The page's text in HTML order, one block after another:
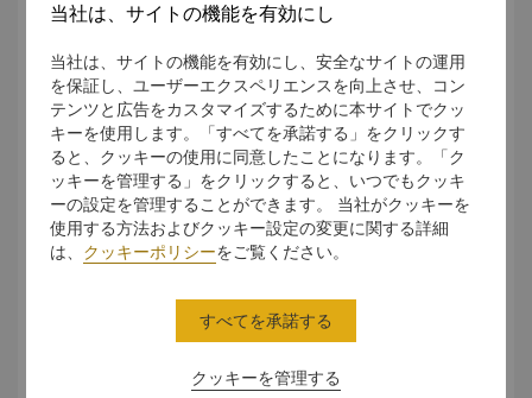
中国盛唐の詩人、李白の名を冠したリバイラウンジでは、ア
メニューをお楽しみいただけます
当社は、サイトの機能を有効にし
当社は、サイトの機能を有効にし、安全なサイトの運用
を保証し、ユーザーエクスペリエンスを向上させ、コン
テンツと広告をカスタマイズするために本サイトでクッ
キーを使用します。「すべてを承諾する」をクリックす
ると、クッキーの使用に同意したことになります。「ク
ッキーを管理する」をクリックすると、いつでもクッキ
ーの設定を管理することができます。 当社がクッキーを
使用する方法およびクッキー設定の変更に関する詳細
は、 クッキーポリシーをご覧ください。
クッキーを管理する
すべてを承諾する